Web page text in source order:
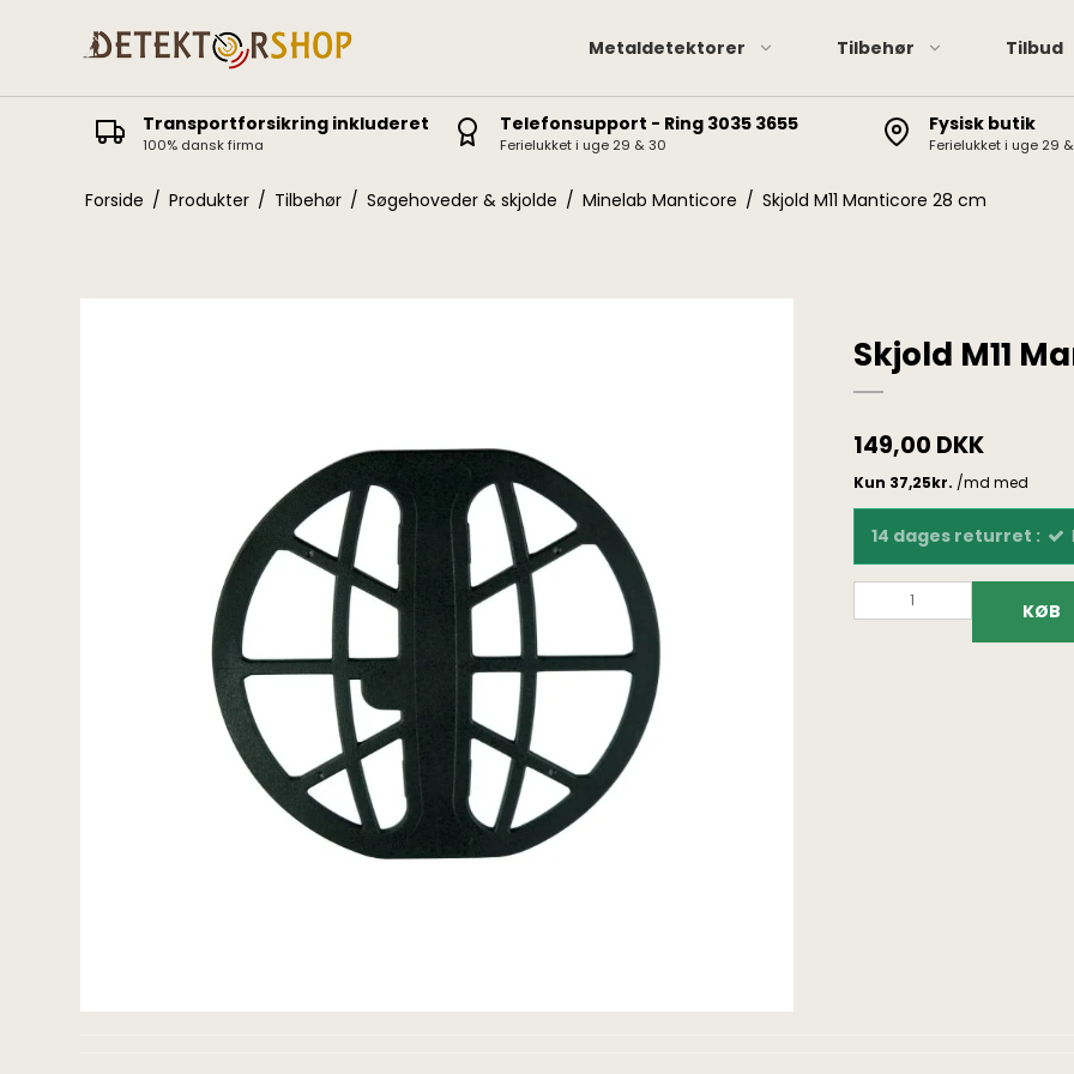
Metaldetektorer Tilbehør
Icon / Icon X
X-Terra 305-705
AT Pro
ACE / Apex
Excalibur
Minelab Manticore
Minelab Vanquish
3030, Etrac, Safari,
Explorer
Pinpointer tilbehør
XP
Detektorspader
Scoops
Detektorknive og
handsker
Guldgraversæt
Fundtasker
Detektortasker og
rygsække
Tilbud
Transportforsikring inkluderet
100% dansk firma
Telefonsupport - Ring 3035 3655
Ferielukket i uge 29 & 30
Fysisk butik
Ferielukket i uge 29
Forside / Produkter / Tilbehør / Søgehoveder & skjolde / Minelab Manticore / Skjold M11 Manticore 28 cm
Skjold M11
149,00 DKK
14 dages returret :
KØB